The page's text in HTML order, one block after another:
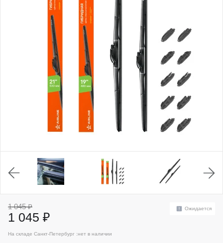
1 045 ₽
1 045 ₽
Ожидается
На складе Санкт-Петербург :нет в наличии